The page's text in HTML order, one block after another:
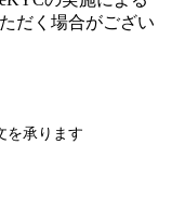
だく場合がござい
を承ります